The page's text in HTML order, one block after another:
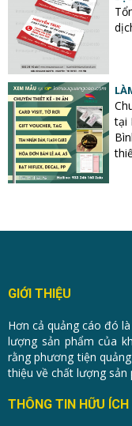
tại
GIỚI THIỆU
Hơn cả quảng cáo đó
lượng sản phẩm của
rằng phương tiện
thiệu về chất lượng sản
THÔNG TIN HỮU ÍCH